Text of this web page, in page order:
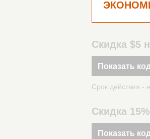
Скидка $5
Показать
Срок действия -
Скидка
Показать